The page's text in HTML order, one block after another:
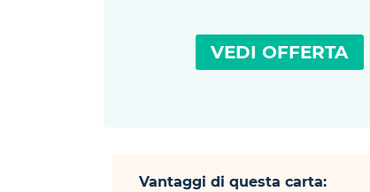
VEDI OFFERTA
Vantaggi di questa carta: